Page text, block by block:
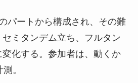
パートから構成され、その難
ミタンデム立ち、フルタン
化する。参加者は、動くか
。